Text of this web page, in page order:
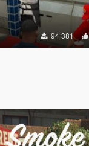
94 381